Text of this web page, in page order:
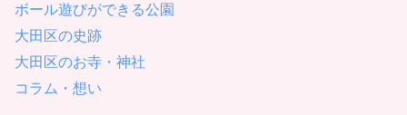
ボール遊びができる公園
大田区の史跡
大田区のお寺・神社
コラム・想い